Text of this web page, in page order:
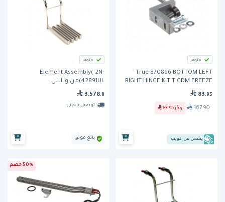
متوفر
True 870866 BOTTOM LEFT
RIGHT HINGE KIT T GDM FREEZE
83 .95
167.90 وفّر 83.95
يشحن من إكويب
متوفر
Element Assembly( 2N-
42891UL)من ويلس
3,578.8
توصيل مجاني
بائع موثق
50% خصم